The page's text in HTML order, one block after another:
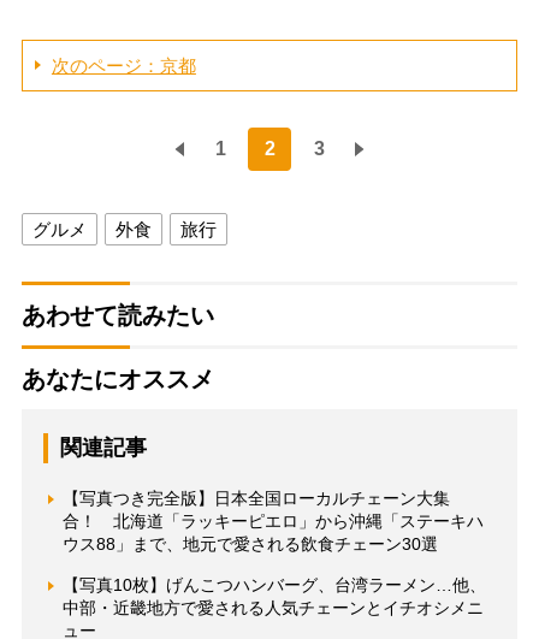
次のページ：京都
1 2 3
グルメ 外食 旅行
あわせて読みたい
あなたにオススメ
関連記事
【写真つき完全版】日本全国ローカルチェーン大集
合！ 北海道「ラッキーピエロ」から沖縄「ステーキハ
ウス88」まで、地元で愛される飲食チェーン30選
【写真10枚】げんこつハンバーグ、台湾ラーメン…他、
中部・近畿地方で愛される人気チェーンとイチオシメニ
ュー